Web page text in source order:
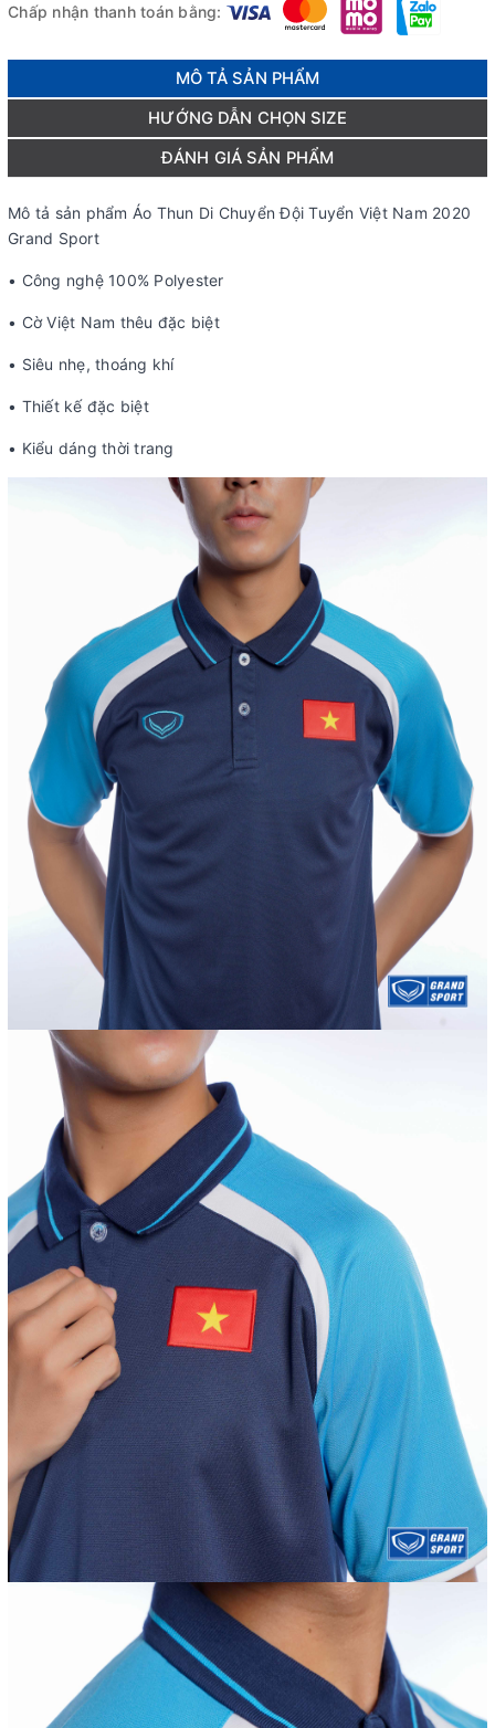
Chấp nhận thanh toán bằng:
MÔ TẢ SẢN PHẨM
HƯỚNG DẪN CHỌN SIZE
ĐÁNH GIÁ SẢN PHẨM
Mô tả sản phẩm Áo Thun Di Chuyển Đội Tuyển Việt Nam 2020
Grand Sport
• Công nghệ 100% Polyester
• Cờ Việt Nam thêu đặc biệt
• Siêu nhẹ, thoáng khí
• Thiết kế đặc biệt
• Kiểu dáng thời trang